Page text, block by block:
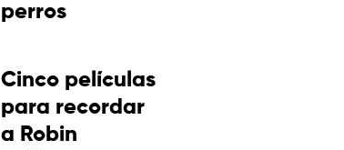
perros
Cinco películas
para recordar
a Robin